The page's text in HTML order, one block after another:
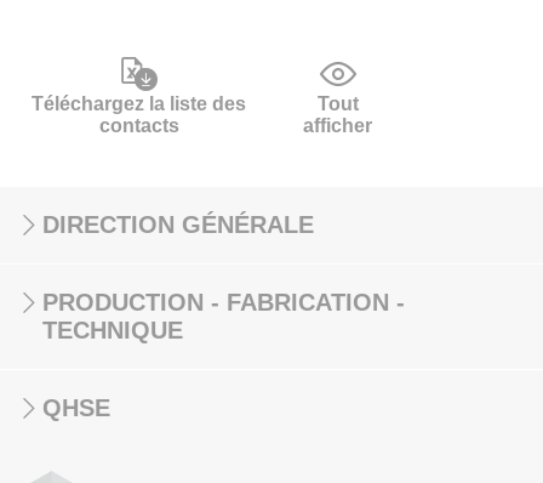
Téléchargez la liste des
contacts
Tout
afficher
DIRECTION GÉNÉRALE
PRODUCTION - FABRICATION -
TECHNIQUE
QHSE